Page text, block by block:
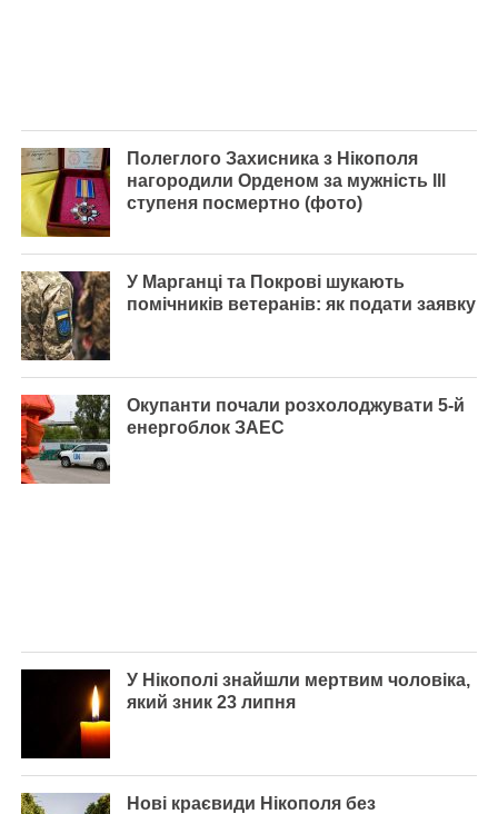
Полеглого Захисника з Нікополя
нагородили Орденом за мужність lll
ступеня посмертно (фото)
У Марганці та Покрові шукають
помічників ветеранів: як подати заявку
Окупанти почали розхолоджувати 5-й
енергоблок ЗАЕС
У Нікополі знайшли мертвим чоловіка,
який зник 23 липня
Нові краєвиди Нікополя без